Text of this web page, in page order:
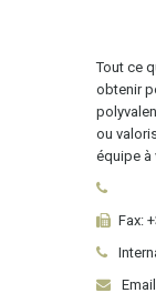
Tout ce
obtenir
ou
équipe à
Fax: